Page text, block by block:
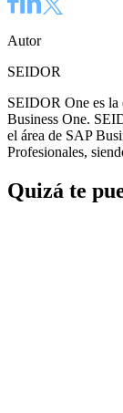
Autor
SEIDOR
SEIDOR One es la
Business One.
el área de SAP
Profesionales,
Quizá te